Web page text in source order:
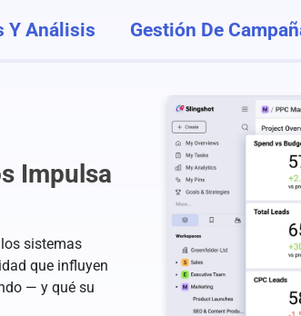
Y Análisis Gestión De
Impulsa
sistemas
que influyen
— y qué su